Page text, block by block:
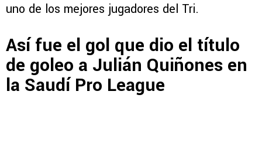
uno de los mejores jugadores del Tri.
Así fue el gol que dio el título
de goleo a Julián Quiñones en
la Saudí Pro League